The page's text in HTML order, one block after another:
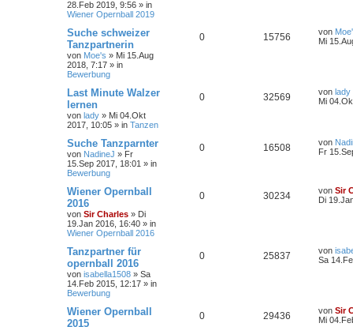
28.Feb 2019, 9:56 » in
Wiener Opernball 2019
Suche schweizer
Tanzpartnerin
von Moe's » Mi 15.Aug
2018, 7:17 » in
Bewerbung
0 15756 von
Mi
Last Minute Walzer
lernen
von lady » Mi 04.Okt
2017, 10:05 » in Tanzen
0 32569 von lady
Mi
Suche Tanzparnter
von NadineJ » Fr
15.Sep 2017, 18:01 » in
Bewerbung
0 16508 von
Fr
Wiener Opernball
2016
von Sir Charles » Di
19.Jan 2016, 16:40 » in
Wiener Opernball 2016
0 30234 von Sir
Di
Tanzpartner für
opernball 2016
von isabella1508 » Sa
14.Feb 2015, 12:17 » in
Bewerbung
0 25837 von
Sa
Wiener Opernball
2015
0 29436 von Sir
Mi